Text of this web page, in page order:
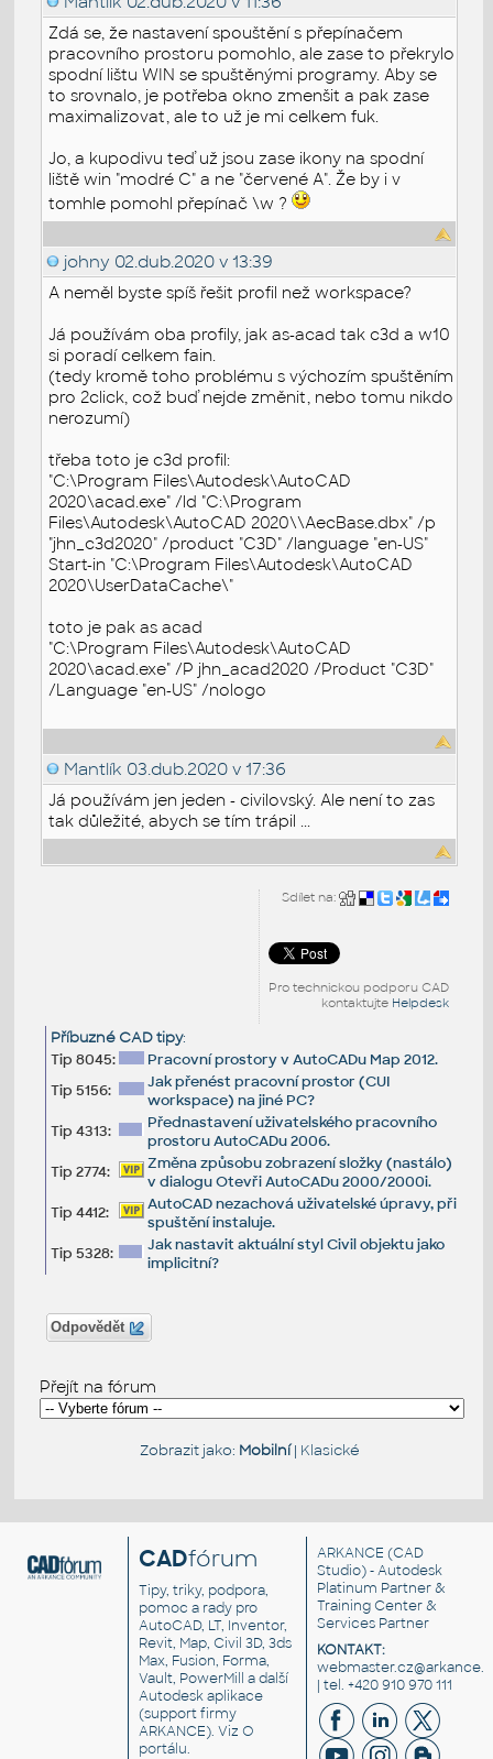
Zdá se, že nastavení spouštění s přepínačem
pracovního prostoru pomohlo, ale zase to překrylo
spodní lištu WIN se spuštěnými programy. Aby se
to srovnalo, je potřeba okno zmenšit a pak zase
maximalizovat, ale to už je mi celkem fuk.
Jo, a kupodivu teď už jsou zase ikony na spodní
liště win "modré C" a ne "červené A". Že by i v
tomhle pomohl přepínač \w ?
johny 02.dub.2020 v 13:39
A neměl byste spíš řešit profil než workspace?
Já používám oba profily, jak as-acad tak c3d a w10
si poradí celkem fain.
(tedy kromě toho problému s výchozím spuštěním
pro 2click, což buď nejde změnit, nebo tomu nikdo
nerozumí)
třeba toto je c3d profil:
"C:\Program Files\Autodesk\AutoCAD
2020\acad.exe" /ld "C:\Program
Files\Autodesk\AutoCAD 2020\\AecBase.dbx" /p
"jhn_c3d2020" /product "C3D" /language "en-US"
Start-in "C:\Program Files\Autodesk\AutoCAD
2020\UserDataCache\"
toto je pak as acad
"C:\Program Files\Autodesk\AutoCAD
2020\acad.exe" /P jhn_acad2020 /Product "C3D"
/Language "en-US" /nologo
Mantlík 03.dub.2020 v 17:36
Já používám jen jeden - civilovský. Ale není to zas
tak důležité, abych se tím trápil ...
Sdílet na:
Pro technickou podporu CAD
kontaktujte Helpdesk
Příbuzné CAD tipy:
Tip 8045:
Pracovní prostory v AutoCADu Map 2012.
Tip 5156:
Jak přenést pracovní prostor (CUI
workspace) na jiné PC?
Tip 4313:
Přednastavení uživatelského pracovního
prostoru AutoCADu 2006.
Tip 2774:
Změna způsobu zobrazení složky (nastálo)
v dialogu Otevři AutoCADu 2000/2000i.
Tip 4412:
AutoCAD nezachová uživatelské úpravy, při
spuštění instaluje.
Tip 5328:
Jak nastavit aktuální styl Civil objektu jako
implicitní?
Odpovědět
Přejít na fórum
Zobrazit jako: Mobilní| Klasické
CADfórum
Tipy, triky, podpora,
pomoc a rady pro
AutoCAD, LT, Inventor,
Revit, Map, Civil 3D, 3ds
Max, Fusion, Forma,
Vault, PowerMill a další
Autodesk aplikace
(support firmy
ARKANCE). VizO
portálu.
ARKANCE (CAD
Studio) - Autodesk
Platinum Partner &
Training Center &
Services Partner
KONTAKT:
| tel. +420 910 970 111